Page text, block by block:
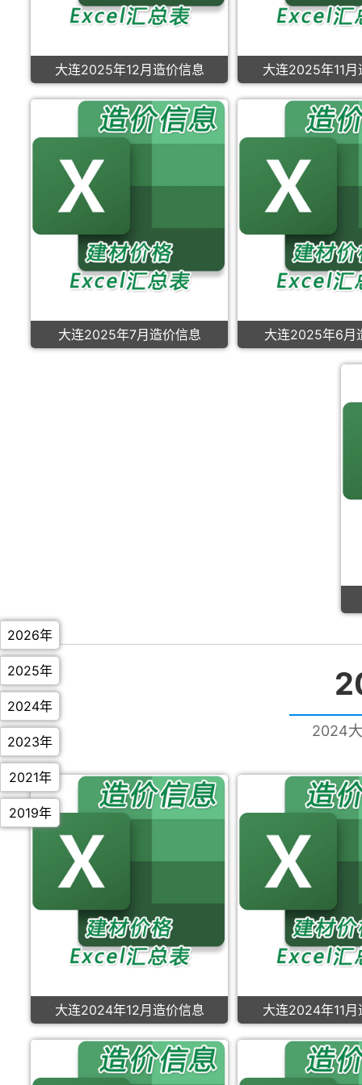
大连2025年12月造价信息 大连2025年11月
大连2025年7月造价信息 大连2025年6月
2024
大连2024年12月造价信息 大连2024年11月
2026年
2025年
2024年
2023年
2021年
2019年